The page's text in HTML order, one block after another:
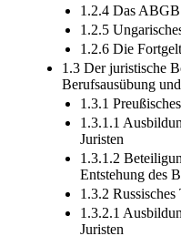
1.2.4 Das
1.2.5
1.2.6 Die
1.3 Der juristische
Berufsausübung
1.3.1
1.3.1.1
Juristen
1.3.1.2
Entstehung des
1.3.2
1.3.2.1
Juristen